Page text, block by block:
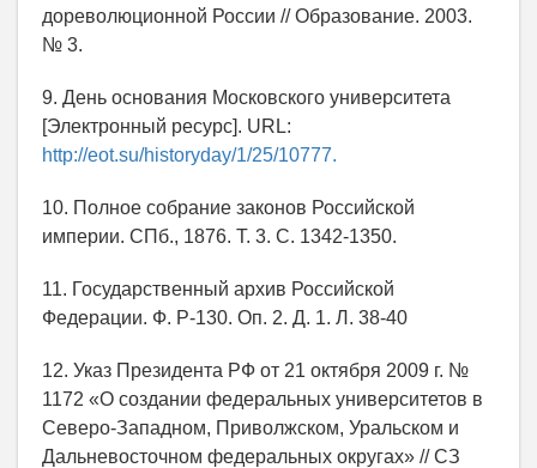
дореволюционной России // Образование. 2003.
№ 3.
9. День основания Московского университета
[Электронный ресурс]. URL:
http://eot.su/historyday/1/25/10777.
10. Полное собрание законов Российской
империи. СПб., 1876. Т. 3. С. 1342-1350.
11. Государственный архив Российской
Федерации. Ф. Р-130. Оп. 2. Д. 1. Л. 38-40
12. Указ Президента РФ от 21 октября 2009 г. №
1172 «О создании федеральных университетов в
Северо-Западном, Приволжском, Уральском и
Дальневосточном федеральных округах» // СЗ